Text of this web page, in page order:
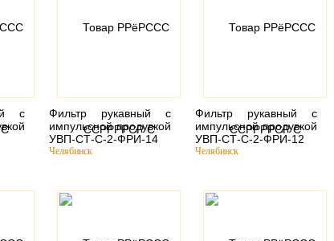
с
Фильтр рукавный с
импульсной продувкой
УВП-СТ-С-2-ФРИ-14
Челябинск
Фильтр рукавный с
импульсной продувкой
УВП-СТ-С-2-ФРИ-12
Челябинск